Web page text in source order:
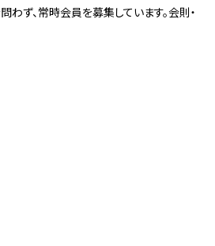
わず、常時会員を募集しています。会則・